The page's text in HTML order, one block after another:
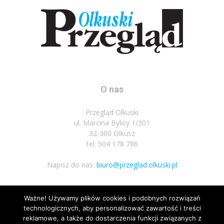
O nas
Przegląd Olkuski
ul. Marcina Bylicy 1/301
32-300 Olkusz
tel: 504 178 786
Napisz do nas: biuro@przeglad.olkuski.pl
Podążaj za nami
Ważne! Używamy plików cookies i podobnych rozwiązań
technologicznych, aby personalizować zawartość i treści
reklamowe, a także do dostarczenia funkcji związanych z